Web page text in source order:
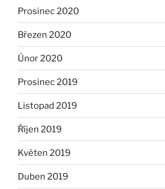
Prosinec 2020
Březen 2020
Únor 2020
Prosinec 2019
Listopad 2019
Říjen 2019
Květen 2019
Duben 2019